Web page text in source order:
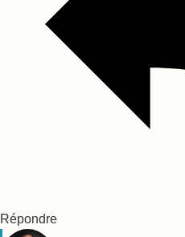
Répondre